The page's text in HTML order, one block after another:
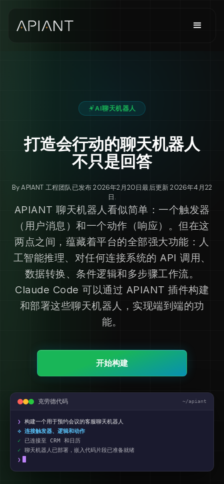
AI聊天机器人
打造会行动的聊天机器人
不只是回答
ByAPIANT 工程团队已发布2026年2月20日最后更新2026年4月22
日.
APIANT 聊天机器人看似简单：一个触发器
（用户消息）和一个动作（响应）。但在这
两点之间，蕴藏着平台的全部强大功能：人
工智能推理、对任何连接系统的 API 调用、
数据转换、条件逻辑和多步骤工作流。
Claude Code 可以通过 APIANT 插件构建
和部署这些聊天机器人，实现端到端的功
能。
开始构建
克劳德代码 ~/apiant
❯
构建一个用于预约会议的客服聊天机器人
⟡ 连接触发器、逻辑和动作
✓ 已连接至 CRM 和日历
✓ 聊天机器人已部署，嵌入代码片段已准备就绪
❯